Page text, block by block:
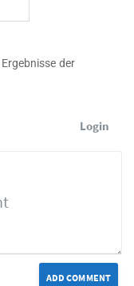
der
Login
ADD COMMENT